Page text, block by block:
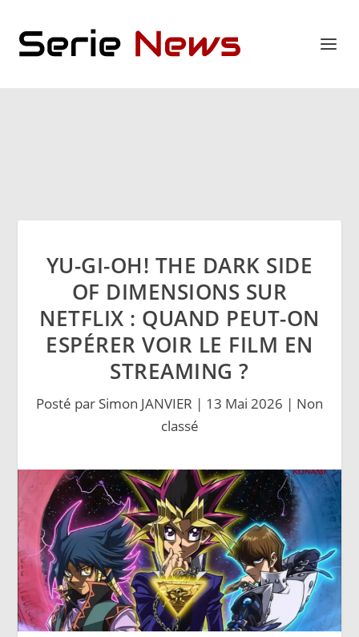
YU-GI-OH! THE DARK SIDE
OF DIMENSIONS SUR
NETFLIX : QUAND PEUT-ON
ESPÉRER VOIR LE FILM EN
STREAMING ?
Posté par Simon JANVIER | 13 Mai 2026 | Non
classé